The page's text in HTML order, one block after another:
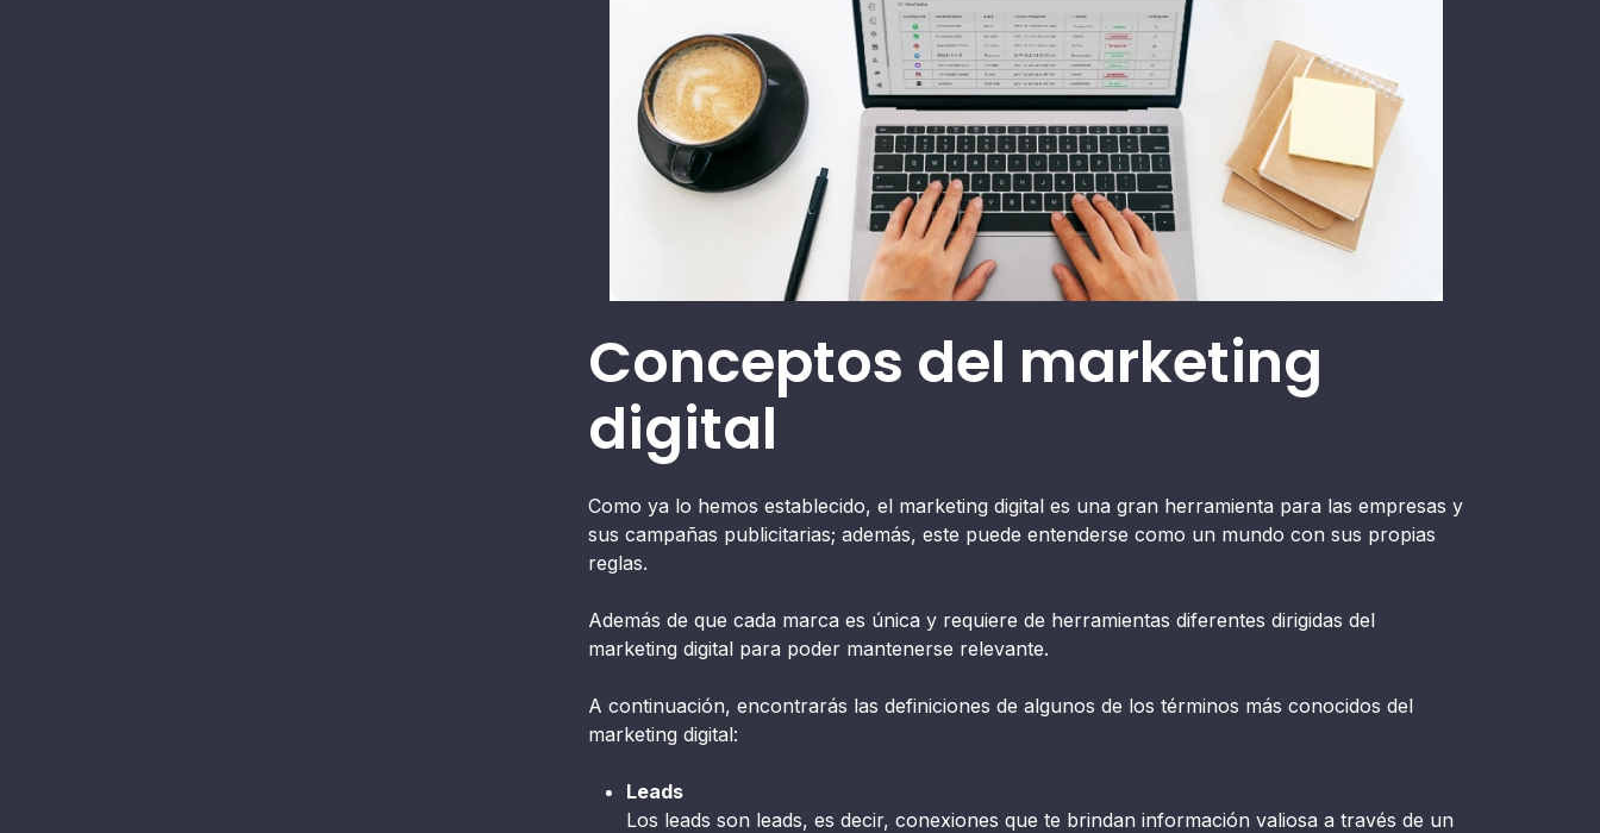
Conceptos del marketing
digital
Como ya lo hemos establecido, el marketing digital es una gran herramienta para las empresas y
sus campañas publicitarias; además, este puede entenderse como un mundo con sus propias
reglas.
Además de que cada marca es única y requiere de herramientas diferentes dirigidas del
marketing digital para poder mantenerse relevante.
A continuación, encontrarás las definiciones de algunos de los términos más conocidos del
marketing digital:
Leads
Los leads son leads, es decir, conexiones que te brindan información valiosa a través de un